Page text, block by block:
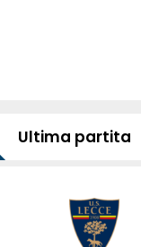
Ultima partita